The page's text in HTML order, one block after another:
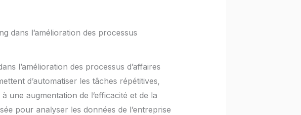
dans l’amélioration des processus
l’amélioration des processus d’affaires
d’automatiser les tâches répétitives,
une augmentation de l’efficacité et de la
pour analyser les données de l’entreprise